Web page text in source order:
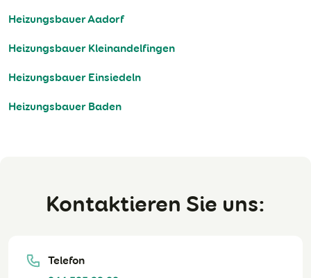
Heizungsbauer Aadorf
Heizungsbauer Kleinandelfingen
Heizungsbauer Einsiedeln
Heizungsbauer Baden
Kontaktieren Sie uns:
Telefon